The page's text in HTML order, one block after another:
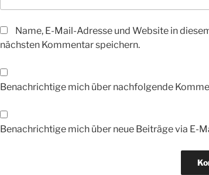
Name, E-Mail-Adresse und Website in
nächsten Kommentar speichern.
Benachrichtige mich über nachfolgende
Benachrichtige mich über neue Beiträge via E-